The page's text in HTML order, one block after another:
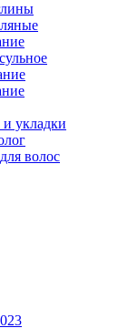
укладки
волос